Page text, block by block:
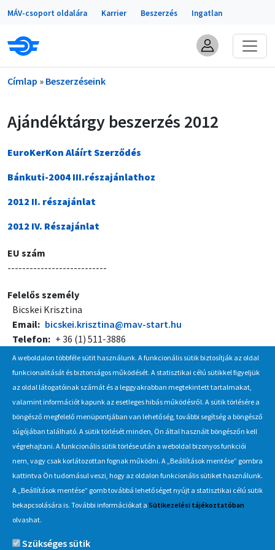
Ugrás a tartalomra
Portálok
MÁV-csoport oldalára Karrier Beszerzés Ingatlan
Morzsa
Címlap Beszerzéseink
Ajándéktárgy beszerzés 2012
EuroKerKon Aláírt Szerződés
Bánkuti-2004 III.részajánlathoz
2012 II. részajánlat
2012 IV. Részajánlat
EU szám
---------------------------
Felelős személy
Bicskei Krisztina
Email
bicskei.krisztina@mav-start.hu
Telefon
+ 36 (1) 511-3886
Meghirdetés
2012. december 18., kedd – 09:45
Hírlevél
Iratkozzon fel Beszerzés Hírlevél szolgáltatásunkra, hogy értesüljön
a MÁV-csoport által indított új beszerzési eljárásokról, anyag,
eszközértékesítési akciókról.
Érdekel
A weboldalon többféle sütit használunk. A funkcionális sütik biztosítják az oldal
funkcionalitását és biztonságos működését. A statisztikai célú sütikkel figyeljük
az oldal látogatóinak számát és a leggyakrabban megtekintett tartalmakat,
valamint információt kapunk az esetleges hibás működésről. A sütik törlésére a
böngésző megfelelő menüpontjában van lehetőség, további segítség a böngésző
súgójában található. A sütik törlését minden, Ön által használt böngészőn kell
végrehajtani. A funkcionális sütik törlése után a weboldal bizonyos funkciói
nem, vagy csak korlátozottan fognak működni. A „Beállítások mentése” gombra
kattintva Ön tudomásul veszi, hogy az oldalon funkcionális sütiket használunk.
A „Beállítások mentése” gomb továbbá lehetőséget nyújt a statisztikai célú sütik
bekapcsolására is. További információkat a Sütikezelési tájékoztatóban
olvashat.
Szükséges sütik